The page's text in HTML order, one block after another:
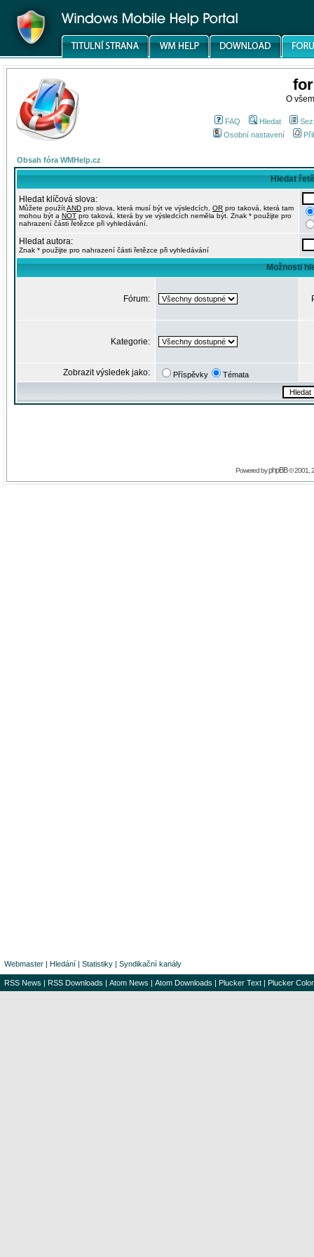
O
FAQ Hledat
Osobní nastavení
Obsah fóra WMHelp.cz
Hledat
Hledat klíčová slova:
Můžete použítAND pro slova, která musí být ve výsledcích, OR pro taková, která tam
mohou být a NOT pro taková, která by ve výsledcích neměla být. Znak * použijte pro
nahrazení části řetězce při vyhledávání.
Hledat autora:
Znak * použijte pro nahrazení části řetězce při vyhledávání
Možnosti
Fórum:
Kategorie:
Zobrazit výsledek jako: Příspěvky Témata
Powered byphpBB© 2001,
Webmaster | Hledání | Statistiky | Syndikační kanály
RSS News | RSS Downloads | Atom News | Atom Downloads | Plucker Text | Plucker Color